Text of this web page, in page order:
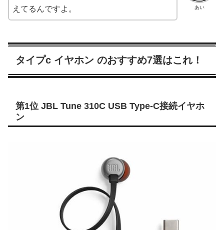
あい
えてるんですよ。
タイプc イヤホン のおすすめ7選はこれ！
第1位 JBL Tune 310C USB Type-C接続イヤホ
ン